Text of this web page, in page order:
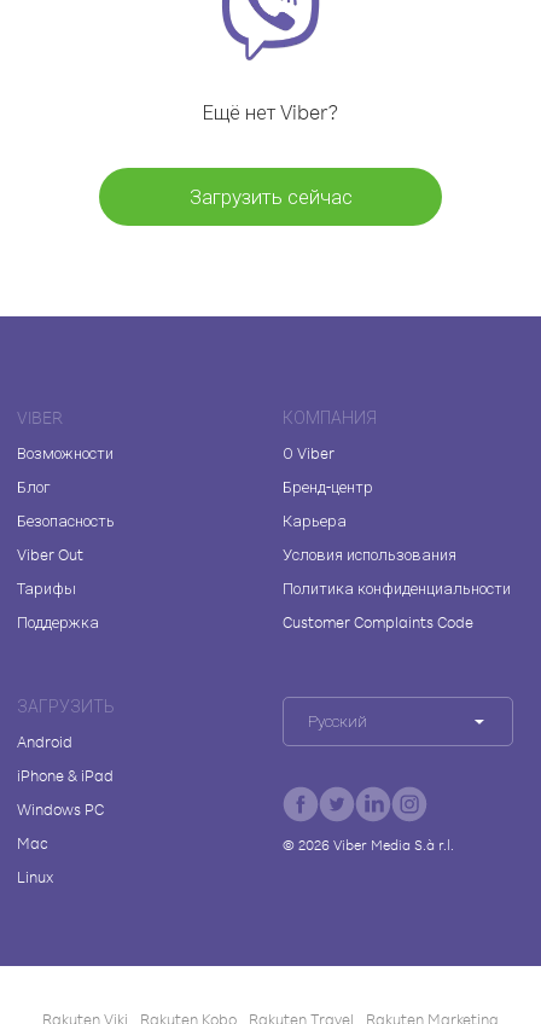
Ещё нет Viber?
Загрузить сейчас
VIBER
Возможности
Блог
Безопасность
Viber Out
Тарифы
Поддержка
КОМПАНИЯ
О Viber
Бренд-центр
Карьера
Условия использования
Политика конфиденциальности
Customer Complaints Code
ЗАГРУЗИТЬ
Android
iPhone & iPad
Windows PC
Mac
Linux
Русский
© 2026Viber Media S.à r.l.
Rakuten Viki Rakuten Kobo Rakuten Travel Rakuten Marketing